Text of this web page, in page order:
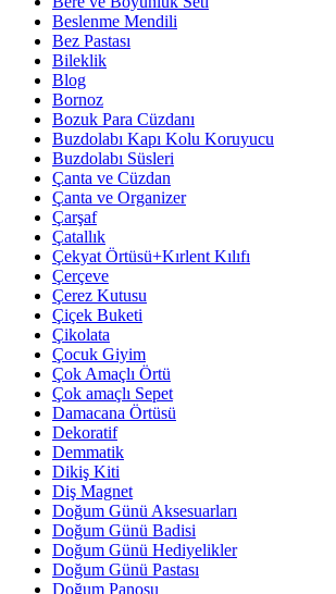
Beslenme Mendili
Bez Pastası
Bileklik
Blog
Bornoz
Bozuk Para Cüzdanı
Buzdolabı Kapı Kolu Koruyucu
Buzdolabı Süsleri
Çanta ve Cüzdan
Çanta ve Organizer
Çarşaf
Çatallık
Çekyat Örtüsü+Kırlent Kılıfı
Çerçeve
Çerez Kutusu
Çiçek Buketi
Çikolata
Çocuk Giyim
Çok Amaçlı Örtü
Çok amaçlı Sepet
Damacana Örtüsü
Dekoratif
Demmatik
Dikiş Kiti
Diş Magnet
Doğum Günü Aksesuarları
Doğum Günü Badisi
Doğum Günü Hediyelikler
Doğum Günü Pastası
Doğum Panosu